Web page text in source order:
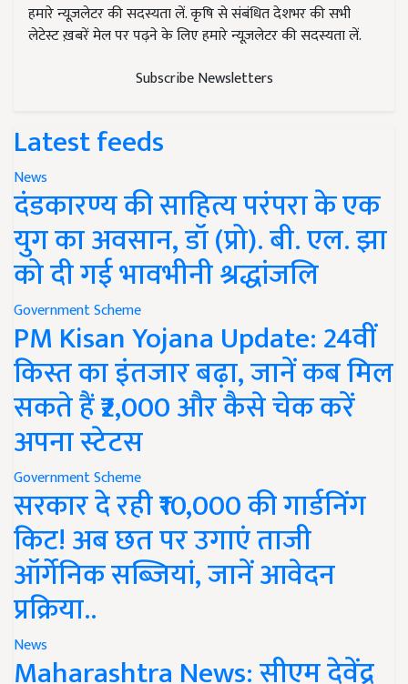
हमारे न्यूज़लेटर की सदस्यता लें. कृषि से संबंधित देशभर की सभी
लेटेस्ट ख़बरें मेल पर पढ़ने के लिए हमारे न्यूज़लेटर की सदस्यता लें.
Subscribe Newsletters
Latest feeds
News
दंडकारण्य की साहित्य परंपरा के एक
युग का अवसान, डॉ (प्रो). बी. एल. झा
को दी गई भावभीनी श्रद्धांजलि
Government Scheme
PM Kisan Yojana Update: 24वीं
किस्त का इंतजार बढ़ा, जानें कब मिल
सकते हैं ₹2,000 और कैसे चेक करें
अपना स्टेटस
Government Scheme
सरकार दे रही ₹10,000 की गार्डनिंग
किट! अब छत पर उगाएं ताजी
ऑर्गेनिक सब्जियां, जानें आवेदन
प्रक्रिया..
News
Maharashtra News: सीएम देवेंद्र